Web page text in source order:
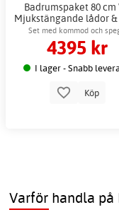
Badrumspaket 80 cm
Mjukstängande lådor &
spegel - Elara
Set med kommod och
keramiskt tvättställ & dimbar
spegel med anti-fog.
4395 kr
I lager - Snabb
Köp
Varför handla på